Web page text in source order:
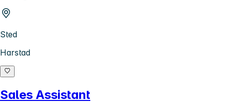
Sted
Harstad
Sales Assistant